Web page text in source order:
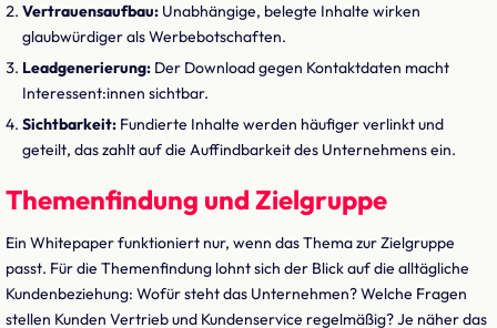
Vertrauensaufbau: Unabhängige, belegte Inhalte wirken
glaubwürdiger als Werbebotschaften.
Leadgenerierung: Der Download gegen Kontaktdaten macht
Interessent:innen sichtbar.
Sichtbarkeit: Fundierte Inhalte werden häufiger verlinkt und
geteilt, das zahlt auf die Auffindbarkeit des Unternehmens ein.
Themenfindung und Zielgruppe
Ein Whitepaper funktioniert nur, wenn das Thema zur Zielgruppe
passt. Für die Themenfindung lohnt sich der Blick auf die alltägliche
Kundenbeziehung: Wofür steht das Unternehmen? Welche Fragen
stellen Kunden Vertrieb und Kundenservice regelmäßig? Je näher das